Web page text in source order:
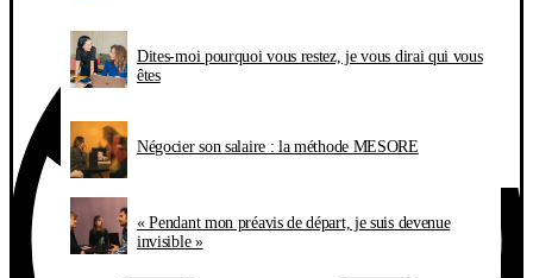
Dites-moi pourquoi vous restez, je vous dirai qui vous
êtes
Négocier son salaire : la méthode MESORE
« Pendant mon préavis de départ, je suis devenue
invisible »